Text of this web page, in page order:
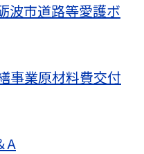
波市道路等愛護ボ
事業原材料費交付
A